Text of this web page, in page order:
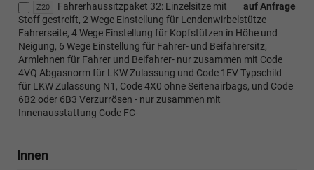
Z20 auf Anfrage
Fahrerhaussitzpaket 32: Einzelsitze mit
Stoff gestreift, 2 Wege Einstellung für Lendenwirbelstütze
Fahrerseite, 4 Wege Einstellung für Kopfstützen in Höhe und
Neigung, 6 Wege Einstellung für Fahrer- und Beifahrersitz,
Armlehnen für Fahrer und Beifahrer- nur zusammen mit Code
4VQ Abgasnorm für LKW Zulassung und Code 1EV Typschild
für LKW Zulassung N1, Code 4X0 ohne Seitenairbags, und Code
6B2 oder 6B3 Verzurrösen - nur zusammen mit
Innenausstattung Code FC-
Innen